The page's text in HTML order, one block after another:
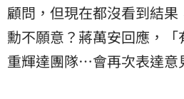
顧問，但現在都沒看到結
勳不願意？蔣萬安回應，
重輝達團隊…會再次表達意